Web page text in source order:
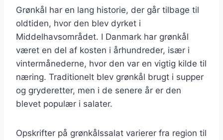
Grønkål har en lang historie, der går tilbage til
oldtiden, hvor den blev dyrket i
Middelhavsområdet. I Danmark har grønkål
været en del af kosten i århundreder, især i
vintermånederne, hvor den var en vigtig kilde til
næring. Traditionelt blev grønkål brugt i supper
og gryderetter, men i de senere år er den
blevet populær i salater.
Opskrifter på grønkålssalat varierer fra region til